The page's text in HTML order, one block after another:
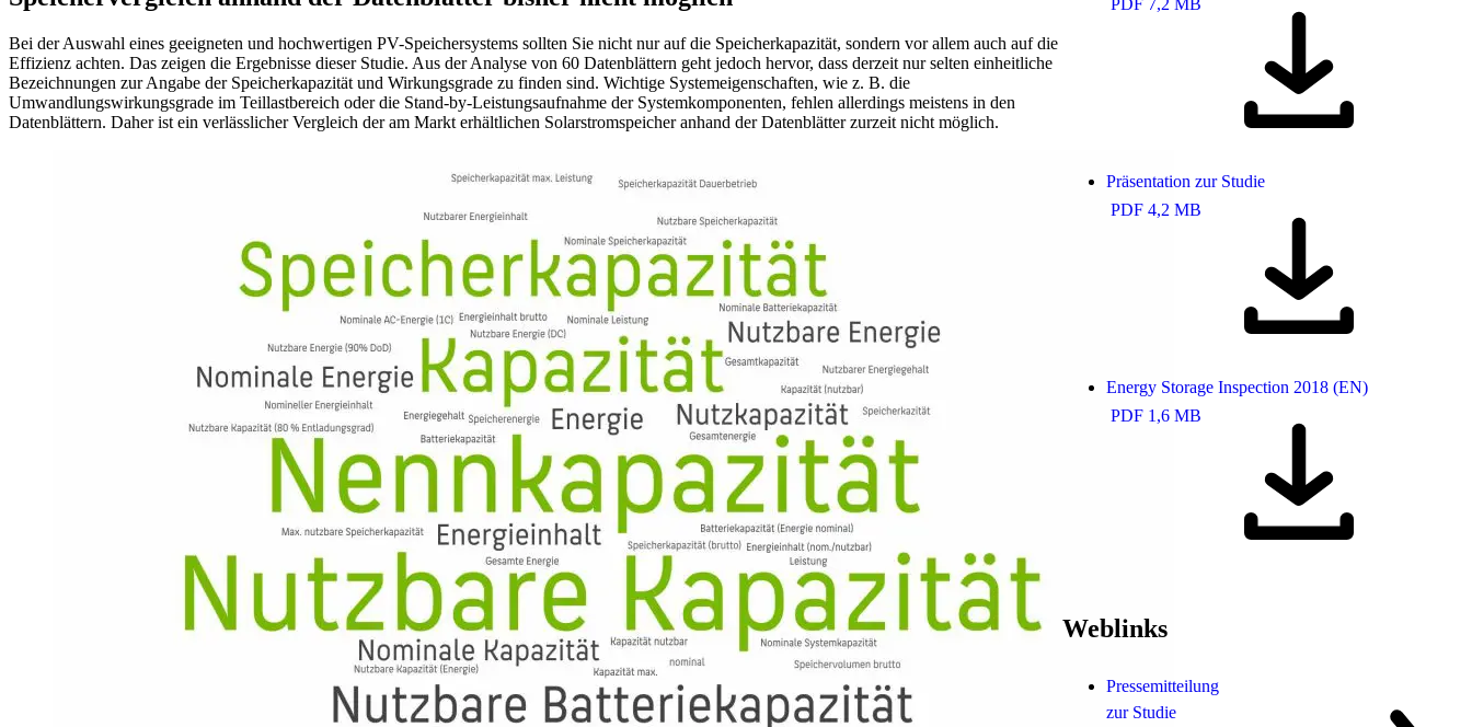
Bei der Auswahl eines geeigneten und hochwertigen PV-Speichersystems sollten Sie nicht nur auf die Speicherkapazität, sondern vor allem auch auf die
Effizienz achten. Das zeigen die Ergebnisse dieser Studie. Aus der Analyse von 60 Datenblättern geht jedoch hervor, dass derzeit nur selten einheitliche
Bezeichnungen zur Angabe der Speicherkapazität und Wirkungsgrade zu finden sind. Wichtige Systemeigenschaften, wie z. B. die
Umwandlungswirkungsgrade im Teillastbereich oder die Stand-by-Leistungsaufnahme der Systemkomponenten, fehlen allerdings meistens in den
Datenblättern. Daher ist ein verlässlicher Vergleich der am Markt erhältlichen Solarstromspeicher anhand der Datenblätter zurzeit nicht möglich.
PDF 7,2 MB
Präsentation zur Studie
PDF 4,2 MB
Energy Storage Inspection 2018 (EN)
PDF 1,6 MB
Weblinks
Pressemitteilung
zur Studie